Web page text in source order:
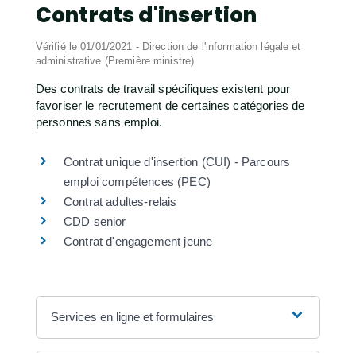
Contrats d'insertion
Vérifié le 01/01/2021 - Direction de l'information légale et
administrative (Première ministre)
Des contrats de travail spécifiques existent pour
favoriser le recrutement de certaines catégories de
personnes sans emploi.
Contrat unique d'insertion (CUI) - Parcours
emploi compétences (PEC)
Contrat adultes-relais
CDD senior
Contrat d'engagement jeune
Services en ligne et formulaires